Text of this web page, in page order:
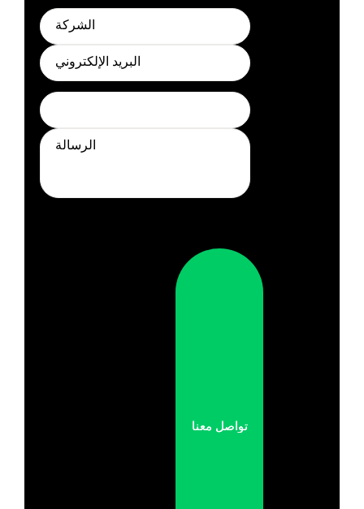
تواصل معنا
تواصل معنا